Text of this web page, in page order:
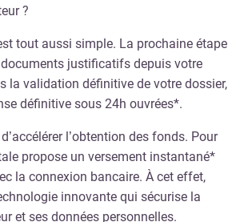
?
tout aussi simple. La prochaine étape
justificatifs depuis votre
la validation définitive de votre dossier,
définitive sous 24h ouvrées*.
l’obtention des fonds. Pour
propose un versement instantané*
la connexion bancaire. À cet effet,
innovante qui sécurise la
et ses données personnelles.